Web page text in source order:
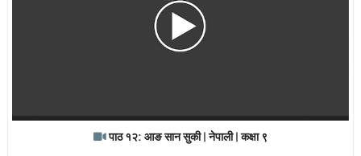
पाठ १२: आङ सान सुकी | नेपाली | कक्षा ९